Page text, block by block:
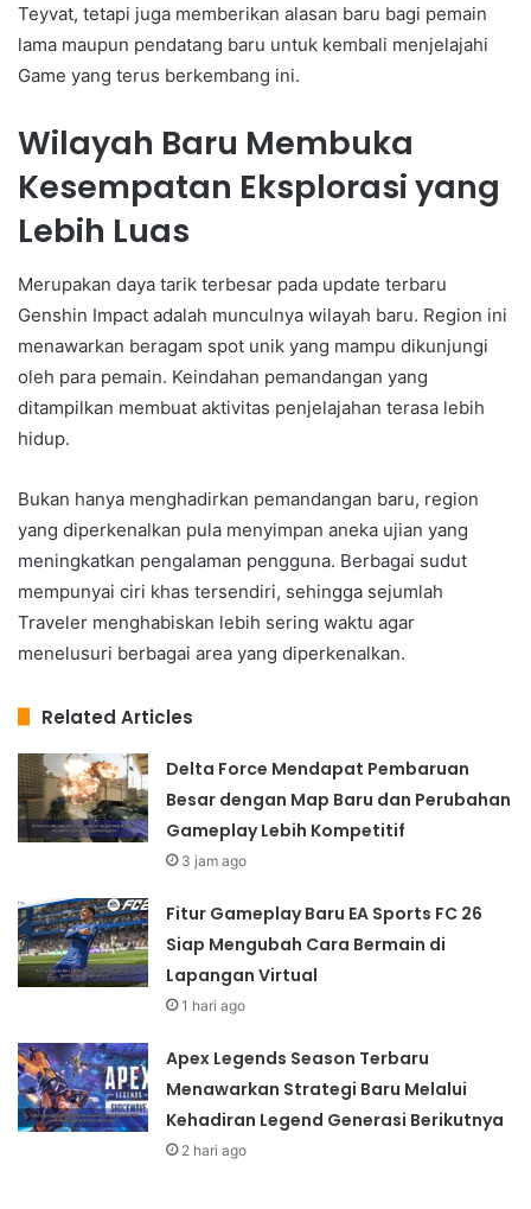
Teyvat, tetapi juga memberikan alasan baru bagi pemain
lama maupun pendatang baru untuk kembali menjelajahi
Game yang terus berkembang ini.
Wilayah Baru Membuka
Kesempatan Eksplorasi yang
Lebih Luas
Merupakan daya tarik terbesar pada update terbaru
Genshin Impact adalah munculnya wilayah baru. Region ini
menawarkan beragam spot unik yang mampu dikunjungi
oleh para pemain. Keindahan pemandangan yang
ditampilkan membuat aktivitas penjelajahan terasa lebih
hidup.
Bukan hanya menghadirkan pemandangan baru, region
yang diperkenalkan pula menyimpan aneka ujian yang
meningkatkan pengalaman pengguna. Berbagai sudut
mempunyai ciri khas tersendiri, sehingga sejumlah
Traveler menghabiskan lebih sering waktu agar
menelusuri berbagai area yang diperkenalkan.
Related Articles
Delta Force Mendapat Pembaruan
Besar dengan Map Baru dan Perubahan
Gameplay Lebih Kompetitif
3 jam ago
Fitur Gameplay Baru EA Sports FC 26
Siap Mengubah Cara Bermain di
Lapangan Virtual
1 hari ago
Apex Legends Season Terbaru
Menawarkan Strategi Baru Melalui
Kehadiran Legend Generasi Berikutnya
2 hari ago